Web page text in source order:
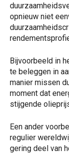
opnieuw niet
Bijvoorbeeld in
te beleggen in
manier missen
moment dat
stijgende
Een ander
regulier
gering deel van